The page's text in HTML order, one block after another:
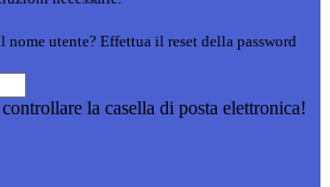
nome utente? Effettua il reset della password
la casella di posta elettronica!